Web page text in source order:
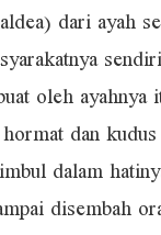
dari ayah
oleh
dan
dalam
disembah